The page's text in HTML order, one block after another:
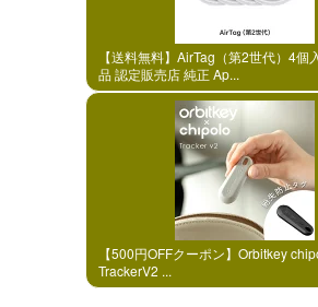
【送料無料】AirTag（第2世代）4個
品 認定販売店 純正 Ap...
【500円OFFクーポン】Orbitkey
TrackerV2 ...